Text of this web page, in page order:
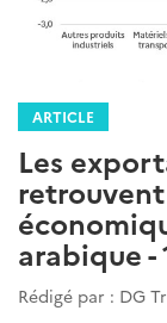
ARTICLE
Les
retrouvent
arabique -
Rédigé par : DG